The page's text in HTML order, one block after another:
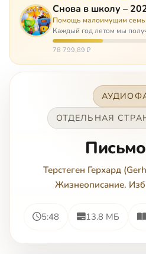
Снова в школу –
Помощь малоимущим
Каждый год летом мы
России: помогите
детьми или родителями,
78 799,89 ₽
ОТДЕЛЬНАЯ
Терстеген Герхард
Жизнеописание.
5:48 13.8 МБ